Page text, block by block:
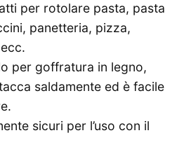
per rotolare pasta, pasta
panetteria, pizza,
per goffratura in legno,
saldamente ed è facile
sicuri per l’uso con il